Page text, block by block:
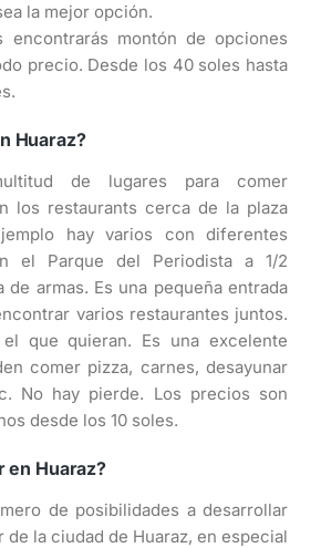
la mejor opción.
encontrarás montón de opciones
precio. Desde los 40 soles hasta
Huaraz?
de lugares para comer
los restaurants cerca de la plaza
hay varios con diferentes
el Parque del Periodista a 1/2
de armas. Es una pequeña entrada
varios restaurantes juntos.
que quieran. Es una excelente
comer pizza, carnes, desayunar
No hay pierde. Los precios son
desde los 10 soles.
en Huaraz?
de posibilidades a desarrollar
la ciudad de Huaraz, en especial